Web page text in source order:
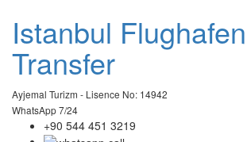
Istanbul Flughafen
Transfer
Ayjemal Turizm - Lisence No: 14942
WhatsApp 7/24
+90 544 451 3219